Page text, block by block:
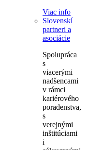
Viac info
Slovenskí
partneri a
asociácie
Spolupráca
s
viacerými
nadšencami
v rámci
kariérového
poradenstva,
s
verejnými
inštitúciami
i